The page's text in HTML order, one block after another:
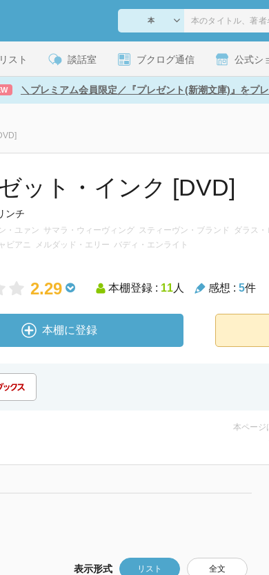
スト 談話室 ブクログ通信 公式シ
＼プレミアム会員限定／『プレゼント(新潮文庫)』をプ
ット・インク [DVD]
ンチ
ン・ユァン サマラ・ウィーヴィング スティーヴン・ブランド ダラス
ビアニ メルダッド・エリー バディ・エンライト
2.29 本棚登録 : 11人 感想 : 5件
本棚に登録
本ページ
表示形式 リスト 全文